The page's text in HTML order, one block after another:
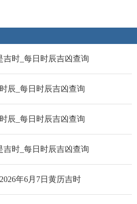
吉时_每日时辰吉凶查询
辰_每日时辰吉凶查询
辰_每日时辰吉凶查询
吉时_每日时辰吉凶查询
年6月7日黄历吉时